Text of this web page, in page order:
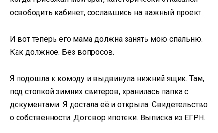
освободить кабинет, сославшись на важный проект.
И вот теперь его мама должна занять мою спальню.
Как должное. Без вопросов.
Я подошла к комоду и выдвинула нижний ящик. Там,
под стопкой зимних свитеров, хранилась папка с
документами. Я достала её и открыла. Свидетельство
о собственности. Договор ипотеки. Выписка из ЕГРН.